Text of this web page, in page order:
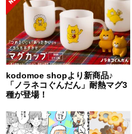
kodomoe shopより新商品♪
「ノラネコぐんだん」耐熱マグ3
種が登場！